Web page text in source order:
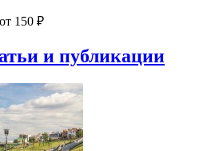
150 ₽
и публикации